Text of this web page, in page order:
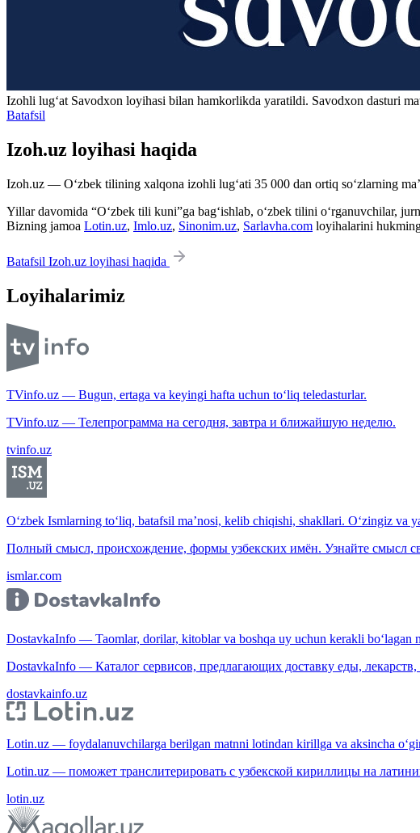
Izohli lugʻat Savodxon loyihasi bilan hamkorlikda yaratildi. Savodxon dasturi
Batafsil
Izoh.uz loyihasi haqida
Izoh.uz — O‘zbek tilining xalqona izohli lug‘ati 35 000 dan ortiq so‘zlarning
Yillar davomida “O‘zbek tili kuni”ga bag‘ishlab, o‘zbek tilini o‘rganuvchilar,
Bizning jamoa Lotin.uz, Imlo.uz, Sinonim.uz, Sarlavha.com loyihalarini
Batafsil Izoh.uz loyihasi haqida
Loyihalarimiz
TVinfo.uz — Bugun, ertaga va keyingi hafta uchun to‘liq teledasturlar.
TVinfo.uz — Телепрограмма на сегодня, завтра и ближайшую неделю.
tvinfo.uz
O‘zbek Ismlarning to‘liq, batafsil ma’nosi, kelib chiqishi, shakllari. O‘zingiz va
Полный смысл, происхождение, формы узбекских имён. Узнайте смысл
ismlar.com
DostavkaInfo — Taomlar, dorilar, kitoblar va boshqa uy uchun kerakli bo‘lagan
DostavkaInfo — Каталог сервисов, предлагающих доставку еды,
dostavkainfo.uz
Lotin.uz — foydalanuvchilarga berilgan matnni lotindan kirillga va aksincha
Lotin.uz — поможет транслитерировать с узбекской кириллицы на
lotin.uz